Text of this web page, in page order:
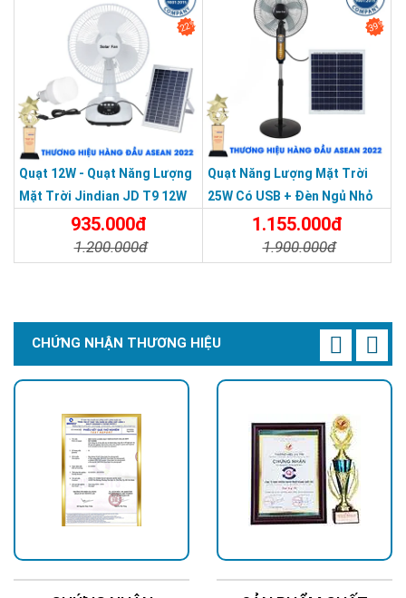
bật lên sử dụng nếu cần vào ban đêm
Động cơ hoạt động ổn định, tản nhiệt nhanh
22%
Quạt 12W - Quạt Năng Lượng
Mặt Trời Jindian JD T9 12W
935.000đ
1.200.000đ
39%
Quạt Năng Lượng Mặt Trời
25W Có USB + Đèn Ngủ Nhỏ
1.155.000đ
1.900.000đ
CHỨNG NHẬN THƯƠNG HIỆU